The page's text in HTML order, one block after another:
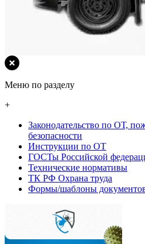
Меню по разделу
+
Законодательство по ОТ,
безопасности
Инструкции по ОТ
ГОСТы Российской
Технические нормативы
ТК РФ Охрана труда
Формы/шаблоны